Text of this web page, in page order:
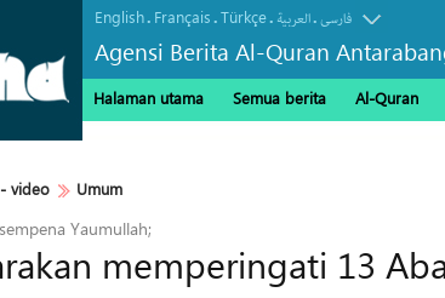
English. Français.Türkçe. العربیة.فارسی
Agensi Berita Al-Quran
Halaman utama Semua berita Al-Quran
video Umum
Yaumullah;
memperingati 13